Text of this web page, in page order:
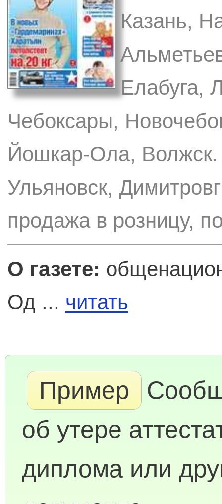
Казань,
Елабуга,
Чебоксары,
Йошкар-Ола, Волжск.
Ульяновск,
продажа в розницу,
О газете:
Од ... читать
Пример
об утере
диплома или